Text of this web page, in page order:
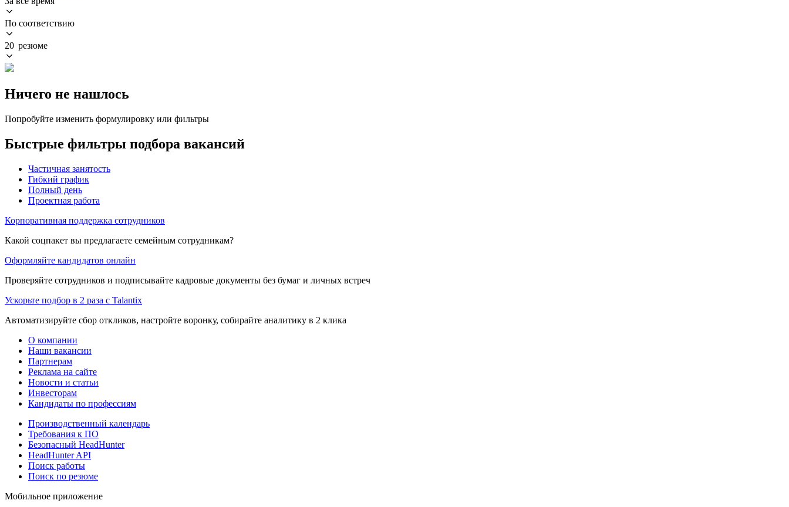
По соответствию
20 резюме
Ничего не нашлось
Попробуйте изменить формулировку или фильтры
Быстрые фильтры подбора вакансий
Частичная занятость
Гибкий график
Полный день
Проектная работа
Корпоративная поддержка сотрудников
Какой соцпакет вы предлагаете семейным сотрудникам?
Оформляйте кандидатов онлайн
Проверяйте сотрудников и подписывайте кадровые документы без бумаг и личных встреч
Ускорьте подбор в 2 раза с Talantix
Автоматизируйте сбор откликов, настройте воронку, собирайте аналитику в 2 клика
О компании
Наши вакансии
Партнерам
Реклама на сайте
Новости и статьи
Инвесторам
Кандидаты по профессиям
Производственный календарь
Требования к ПО
Безопасный HeadHunter
HeadHunter API
Поиск работы
Поиск по резюме
Мобильное приложение